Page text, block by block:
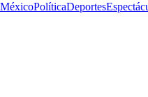
MéxicoPolíticaDeportes